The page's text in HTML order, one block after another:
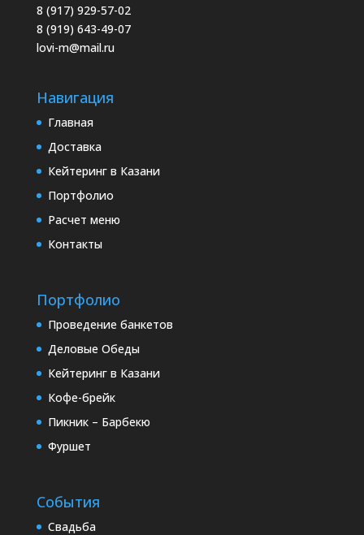
8 (917) 929-57-02
8 (919) 643-49-07
lovi-m@mail.ru
Навигация
Главная
Доставка
Кейтеринг в Казани
Портфолио
Расчет меню
Контакты
Портфолио
Проведение банкетов
Деловые Обеды
Кейтеринг в Казани
Кофе-брейк
Пикник – Барбекю
Фуршет
События
Свадьба